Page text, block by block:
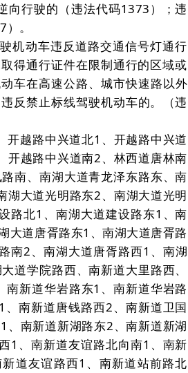
向行驶的 （违法代码1373）
；违
）。
机动车违反道路交通信号灯通行
得通行证件在限制通行的区域或
动车在高速公路、城市快速路以外
违反禁止标线驾驶机动车的。
（违
开越路中兴道北1 、开越路中兴道
开越路中兴道南2、林西道唐林南
南、南湖大道青龙泽东路东、南
湖大道光明路东2、南湖大道光明
路北1 、南湖大道建设路东1 、南
大道唐胥路东1 、南湖大道唐胥路
南2、南湖大道唐胥路西1 、南湖
道学院路西、南新道大里路西、
南新道华岩路东1 、南新道华岩路
1 、南新道唐钱路西2、南新道卫国
1 、南新道新湖路东2、南新道新湖
1 、南新道友谊路北向南1 、南新
新道友谊路西1 、南新道站前路北